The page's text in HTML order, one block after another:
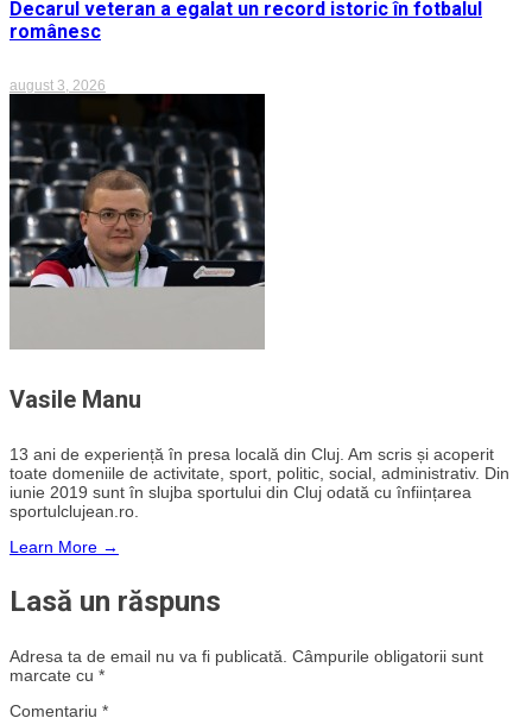
Decarul veteran a egalat un record istoric în fotbalul
românesc
august 3, 2026
Vasile Manu
13 ani de experiență în presa locală din Cluj. Am scris și acoperit
toate domeniile de activitate, sport, politic, social, administrativ. Din
iunie 2019 sunt în slujba sportului din Cluj odată cu înființarea
sportulclujean.ro.
Learn More →
Lasă un răspuns
Adresa ta de email nu va fi publicată. Câmpurile obligatorii sunt
marcate cu *
Comentariu *